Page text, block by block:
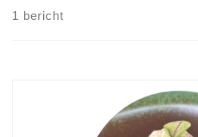
1 bericht